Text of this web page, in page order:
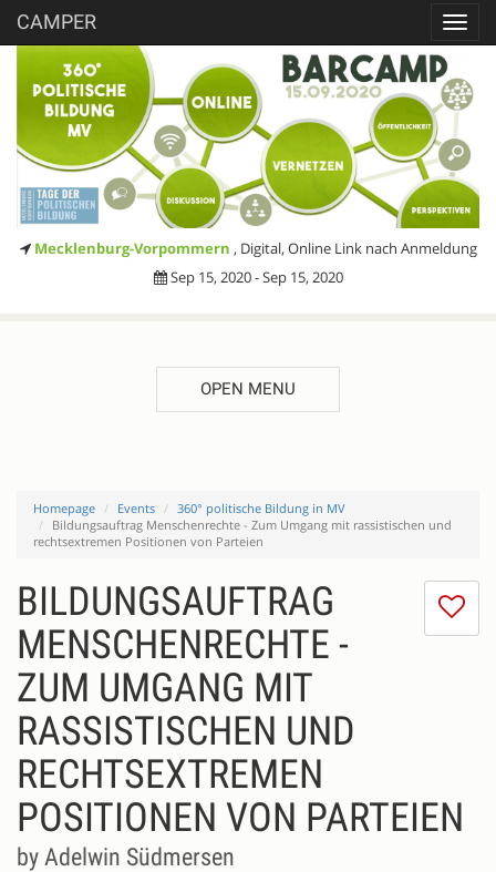
CAMPER
Mecklenburg-Vorpommern , Digital, Online Link nach Anmeldung
Sep 15, 2020 - Sep 15, 2020
OPEN MENU
Homepage Events
360° politische Bildung in MV
Bildungsauftrag Menschenrechte - Zum Umgang mit rassistischen und
rechtsextremen Positionen von Parteien
I
BILDUNGSAUFTRAG
MENSCHENRECHTE -
ZUM UMGANG MIT
RASSISTISCHEN UND
RECHTSEXTREMEN
POSITIONEN VON PARTEIEN
by Adelwin Südmersen